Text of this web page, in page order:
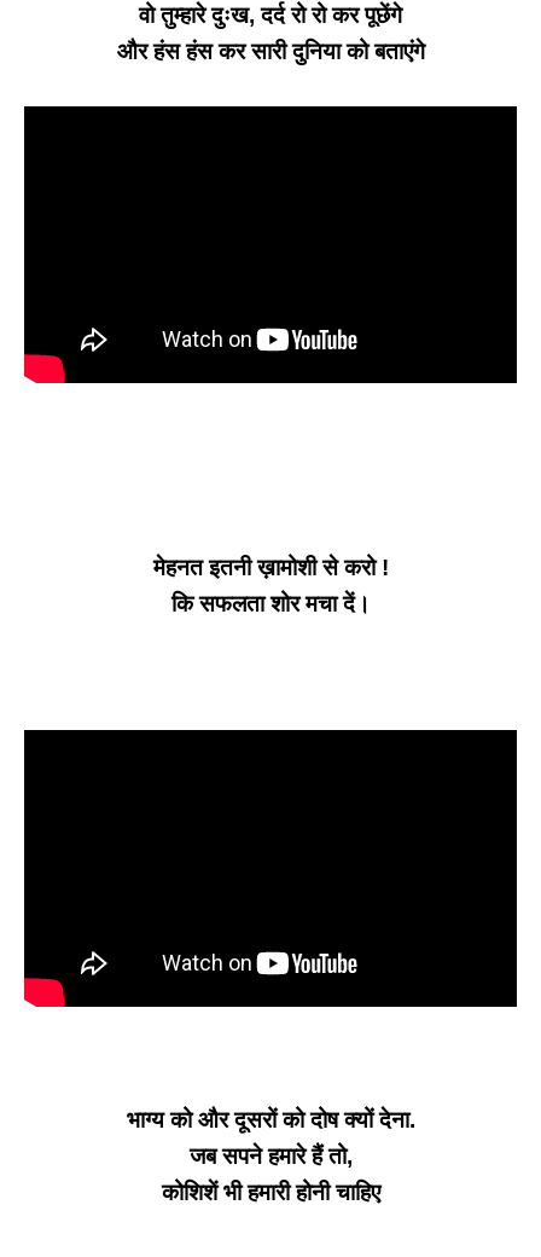
वो तुम्हारे दुःख, दर्द रो रो कर पूछेंगे
और हंस हंस कर सारी दुनिया को बताएंगे
मेहनत इतनी ख़ामोशी से करो !
कि सफलता शोर मचा दें।
भाग्य को और दूसरों को दोष क्यों देना.
जब सपने हमारे हैं तो,
कोशिशें भी हमारी होनी चाहिए